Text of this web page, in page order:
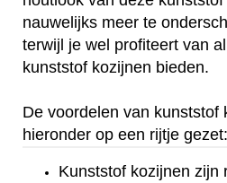
nauwelijks meer te
terwijl je wel profiteert van
kunststof kozijnen bieden.
De voordelen van kunststof
hieronder op een rijtje gezet:
Kunststof kozijnen zijn